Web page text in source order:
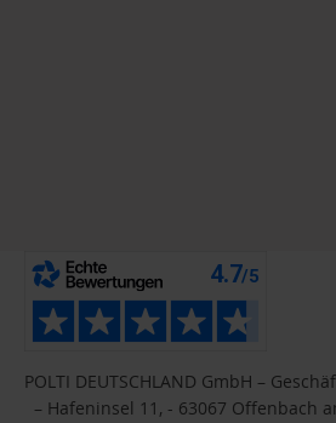
POLTI DEUTSCHLAND GmbH –
– Hafeninsel 11, - 63067 Offenbach